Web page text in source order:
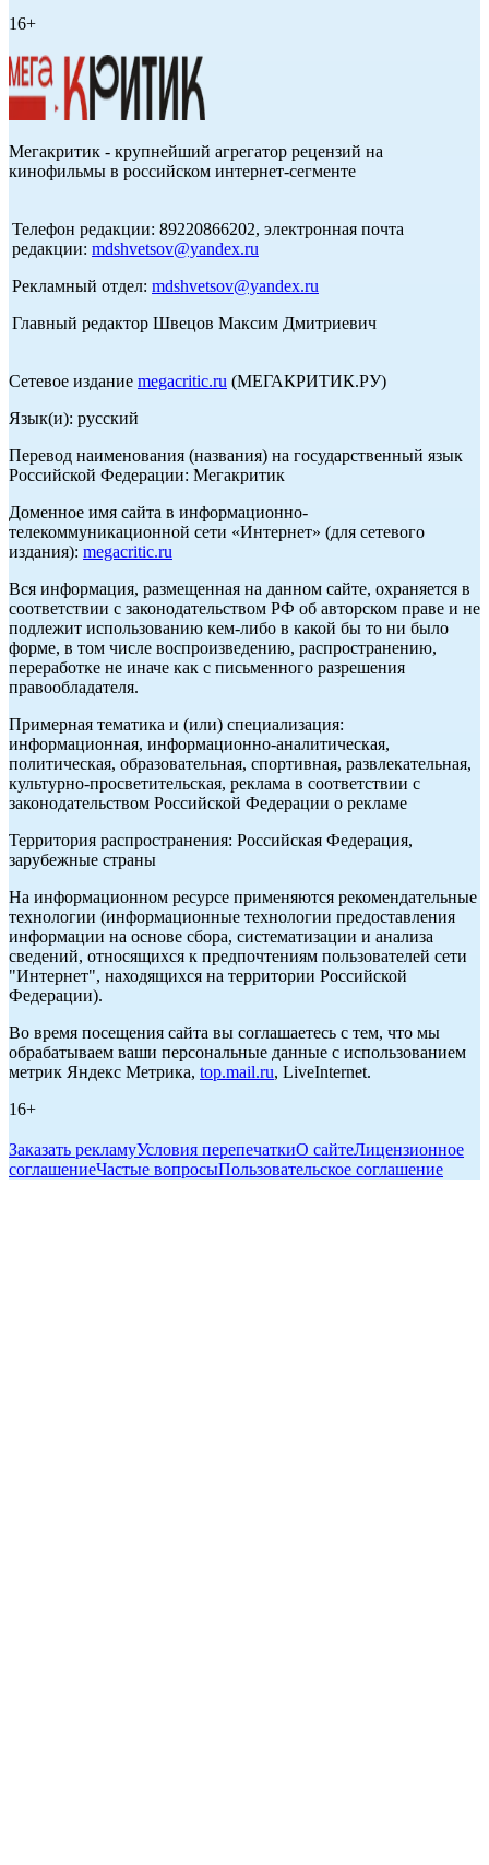
16+
Мегакритик - крупнейший агрегатор рецензий на
кинофильмы в российском интернет-сегменте
Телефон редакции: 89220866202, электронная почта
редакции: mdshvetsov@yandex.ru
Рекламный отдел: mdshvetsov@yandex.ru
Главный редактор Швецов Максим Дмитриевич
Сетевое издание megacritic.ru (МЕГАКРИТИК.РУ)
Язык(и): русский
Перевод наименования (названия) на государственный язык
Российской Федерации: Мегакритик
Доменное имя сайта в информационно-
телекоммуникационной сети «Интернет» (для сетевого
издания): megacritic.ru
Вся информация, размещенная на данном сайте, охраняется в
соответствии с законодательством РФ об авторском праве и не
подлежит использованию кем-либо в какой бы то ни было
форме, в том числе воспроизведению, распространению,
переработке не иначе как с письменного разрешения
правообладателя.
Примерная тематика и (или) специализация:
информационная, информационно-аналитическая,
политическая, образовательная, спортивная, развлекательная,
культурно-просветительская, реклама в соответствии с
законодательством Российской Федерации о рекламе
Территория распространения: Российская Федерация,
зарубежные страны
На информационном ресурсе применяются рекомендательные
технологии (информационные технологии предоставления
информации на основе сбора, систематизации и анализа
сведений, относящихся к предпочтениям пользователей сети
"Интернет", находящихся на территории Российской
Федерации).
Во время посещения сайта вы соглашаетесь с тем, что мы
обрабатываем ваши персональные данные с использованием
метрик Яндекс Метрика, top.mail.ru, LiveInternet.
16+
Заказать рекламуУсловия перепечаткиО сайтеЛицензионное
соглашениеЧастые вопросыПользовательское соглашение